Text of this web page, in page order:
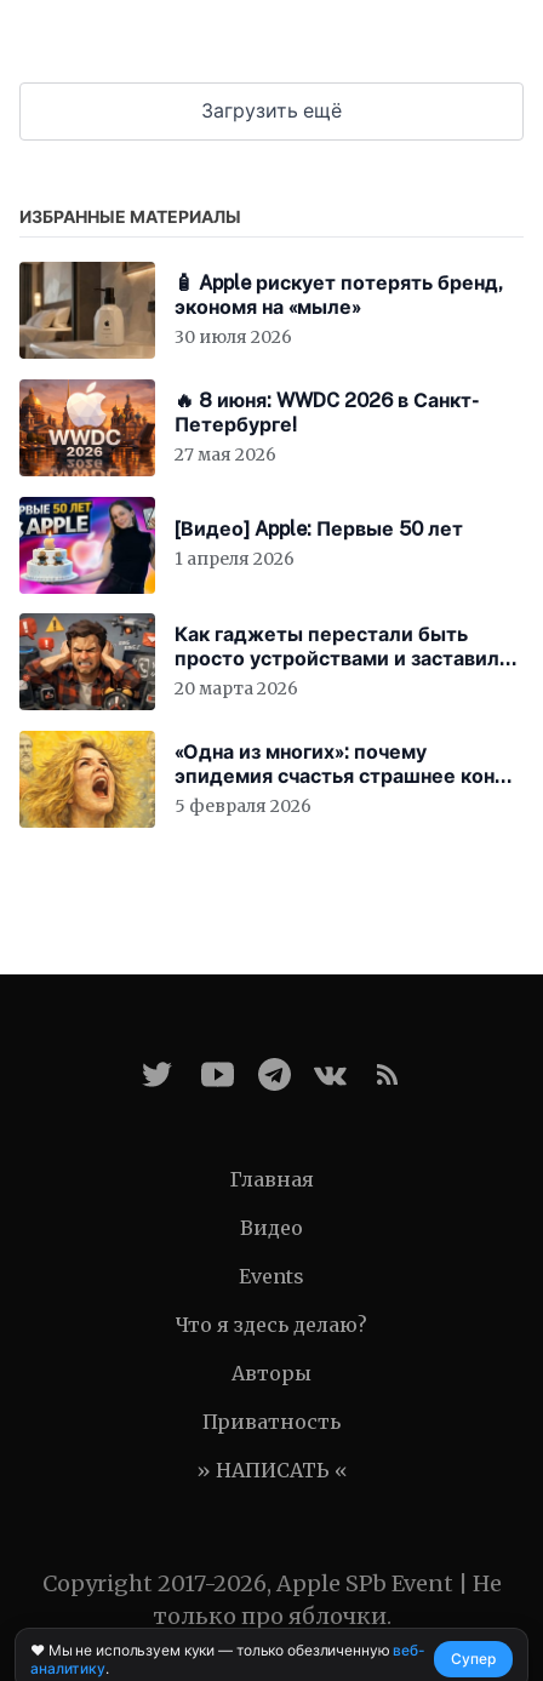
Загрузить ещё
ИЗБРАННЫЕ МАТЕРИАЛЫ
🧴 Apple рискует потерять бренд,
экономя на «мыле»
30 июля 2026
🔥 8 июня: WWDC 2026 в Санкт-
Петербурге!
27 мая 2026
[Видео] Apple: Первые 50 лет
1 апреля 2026
Как гаджеты перестали быть
просто устройствами и заставили
вас бесплатно работать
20 марта 2026
«Одна из многих»: почему
эпидемия счастья страшнее конца
света
5 февраля 2026
Главная
Видео
Events
Что я здесь делаю?
Авторы
Приватность
» НАПИСАТЬ «
Copyright 2017-2026, Apple SPb Event | Не
только про яблочки.
❤️ Мы не используем куки — только обезличеннуювеб-
аналитику.
Супер